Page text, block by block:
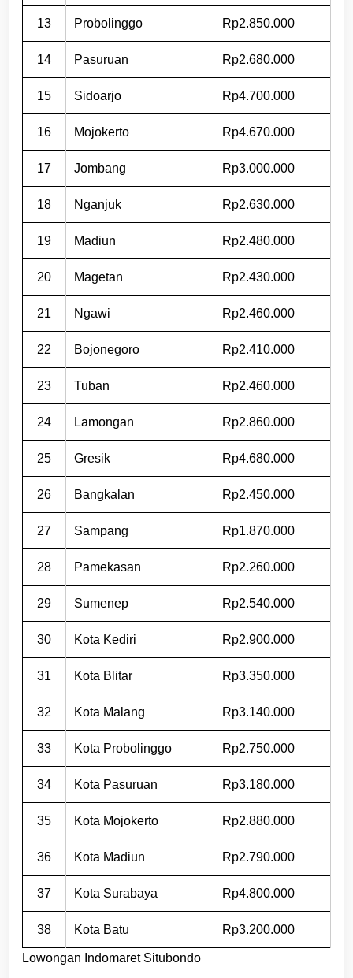
13 Probolinggo Rp2.850.000
14 Pasuruan Rp2.680.000
15 Sidoarjo Rp4.700.000
16 Mojokerto Rp4.670.000
17 Jombang Rp3.000.000
18 Nganjuk Rp2.630.000
19 Madiun Rp2.480.000
20 Magetan Rp2.430.000
21 Ngawi Rp2.460.000
22 Bojonegoro Rp2.410.000
23 Tuban Rp2.460.000
24 Lamongan Rp2.860.000
25 Gresik Rp4.680.000
26 Bangkalan Rp2.450.000
27 Sampang Rp1.870.000
28 Pamekasan Rp2.260.000
29 Sumenep Rp2.540.000
30 Kota Kediri Rp2.900.000
31 Kota Blitar Rp3.350.000
32 Kota Malang Rp3.140.000
33 Kota Probolinggo Rp2.750.000
34 Kota Pasuruan Rp3.180.000
35 Kota Mojokerto Rp2.880.000
36 Kota Madiun Rp2.790.000
37 Kota Surabaya Rp4.800.000
38 Kota Batu Rp3.200.000
Lowongan Indomaret Situbondo